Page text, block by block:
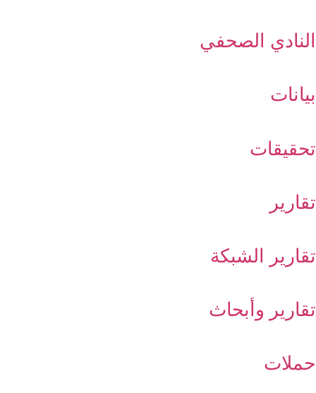
النادي الصحفي
بيانات
تحقيقات
تقارير
تقارير الشبكة
تقارير وأبحاث
حملات